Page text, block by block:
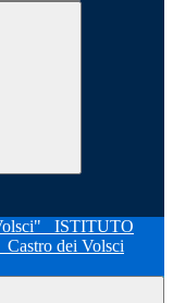
ISTITUTO
Castro dei Volsci